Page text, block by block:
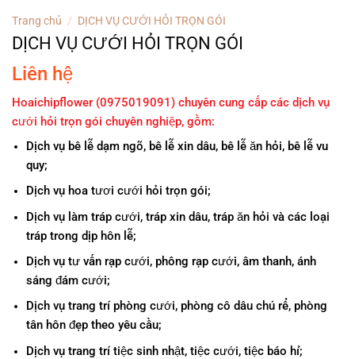
Trang chủ / DỊCH VỤ CƯỚI HỎI TRỌN GÓI
DỊCH VỤ CƯỚI HỎI TRỌN GÓI
Liên hệ
Hoaichipflower (0975019091) chuyên cung cấp các dịch vụ
cưới hỏi trọn gói chuyên nghiệp, gồm:
Dịch vụ bê lễ dạm ngõ, bê lễ xin dâu, bê lễ ăn hỏi, bê lễ vu
quy;
Dịch vụ hoa tươi cưới hỏi trọn gói;
Dịch vụ làm tráp cưới, tráp xin dâu, tráp ăn hỏi và các loại
tráp trong dịp hôn lễ;
Dịch vụ tư vấn rạp cưới, phông rạp cưới, âm thanh, ánh
sáng đám cưới;
Dịch vụ trang trí phòng cưới, phòng cô dâu chú rể, phòng
tân hôn đẹp theo yêu cầu;
Dịch vụ trang trí tiệc sinh nhật, tiệc cưới, tiệc báo hỉ;